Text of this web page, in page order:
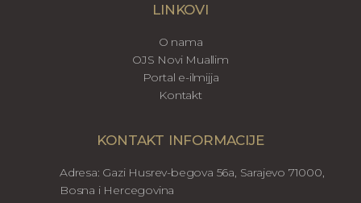
LINKOVI
O nama
OJS Novi Muallim
Portal e-ilmijja
Kontakt
KONTAKT INFORMACIJE
Adresa: Gazi Husrev-begova 56a, Sarajevo 71000,
Bosna i Hercegovina